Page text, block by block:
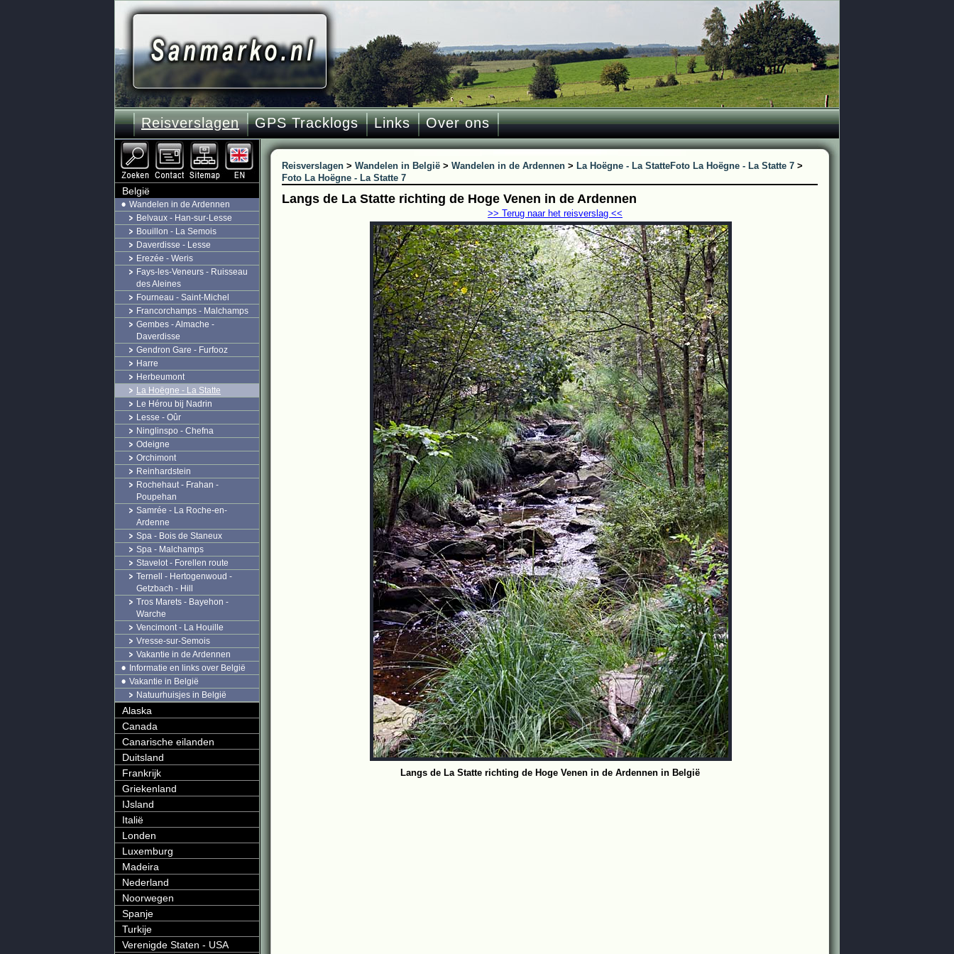
Reisverslagen GPS Tracklogs Links Over ons
Reisverslagen > Wandelen in België > Wandelen in de Ardennen > La Hoëgne - La StatteFoto La Hoëgne - La Statte 7 >
Foto La Hoëgne - La Statte 7
Langs de La Statte richting de Hoge Venen in de Ardennen
>> Terug naar het reisverslag <<
Langs de La Statte richting de Hoge Venen in de Ardennen in België
België
Wandelen in de Ardennen
Belvaux - Han-sur-Lesse
Bouillon - La Semois
Daverdisse - Lesse
Erezée - Weris
Fays-les-Veneurs - Ruisseau
des Aleines
Fourneau - Saint-Michel
Francorchamps - Malchamps
Gembes - Almache -
Daverdisse
Gendron Gare - Furfooz
Harre
Herbeumont
La Hoëgne - La Statte
Le Hérou bij Nadrin
Lesse - Oûr
Ninglinspo - Chefna
Odeigne
Orchimont
Reinhardstein
Rochehaut - Frahan -
Poupehan
Samrée - La Roche-en-
Ardenne
Spa - Bois de Staneux
Spa - Malchamps
Stavelot - Forellen route
Ternell - Hertogenwoud -
Getzbach - Hill
Tros Marets - Bayehon -
Warche
Vencimont - La Houille
Vresse-sur-Semois
Vakantie in de Ardennen
Informatie en links over België
Vakantie in België
Natuurhuisjes in België
Alaska
Canada
Canarische eilanden
Duitsland
Frankrijk
Griekenland
IJsland
Italië
Londen
Luxemburg
Madeira
Nederland
Noorwegen
Spanje
Turkije
Verenigde Staten - USA